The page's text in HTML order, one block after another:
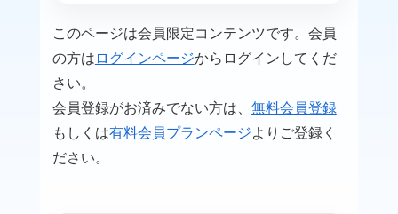
このページは会員限定コンテンツです。会員
の方は ログインページからログインしてくだ
さい。
会員登録がお済みでない方は、 無料会員登録
もしくは有料会員プランページよりご登録く
ださい。